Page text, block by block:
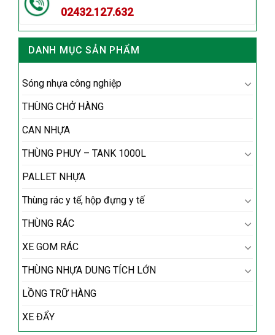
02432.127.632
DANH MỤC SẢN PHẨM
Sóng nhựa công nghiệp
THÙNG CHỞ HÀNG
CAN NHỰA
THÙNG PHUY – TANK 1000L
PALLET NHỰA
Thùng rác y tế, hộp đựng y tế
THÙNG RÁC
XE GOM RÁC
THÙNG NHỰA DUNG TÍCH LỚN
LỒNG TRỮ HÀNG
XE ĐẨY